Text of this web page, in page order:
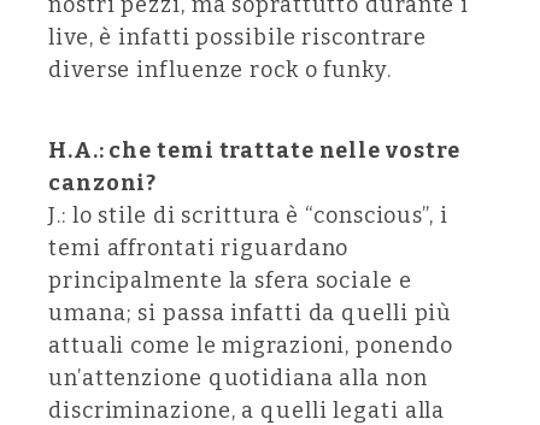
live, è infatti possibile riscontrare
diverse influenze rock o funky.
H.A.: che temi trattate nelle vostre
canzoni?
J.: lo stile di scrittura è “conscious”, i
temi affrontati riguardano
principalmente la sfera sociale e
umana; si passa infatti da quelli più
attuali come le migrazioni, ponendo
un’attenzione quotidiana alla non
discriminazione, a quelli legati alla